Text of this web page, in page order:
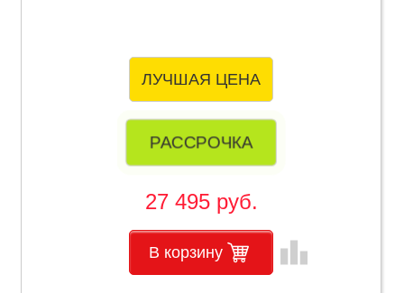
ЛУЧШАЯ ЦЕНА
РАССРОЧКА
27 495 руб.
В корзину leaderboard